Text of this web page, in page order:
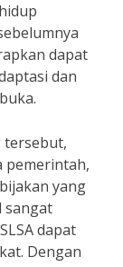
dapat
dan
tersebut,
pemerintah,
yang
sangat
dapat
Dengan